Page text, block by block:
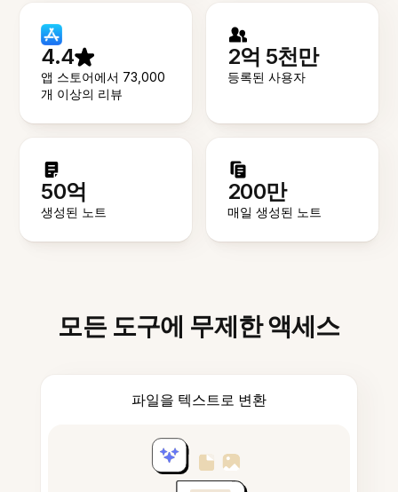
4.4
앱 스토어에서 73,000
개 이상의 리뷰
2억 5천만
등록된 사용자
50억
생성된 노트
200만
매일 생성된 노트
모든 도구에 무제한 액세스
파일을 텍스트로 변환